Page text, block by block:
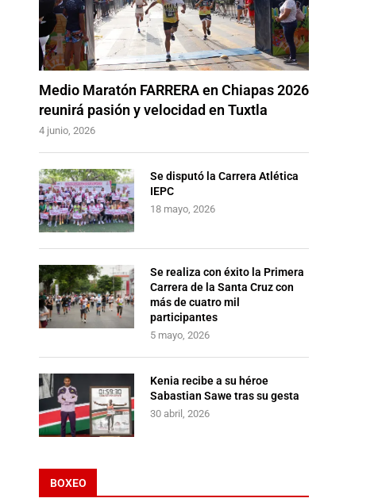
Medio Maratón FARRERA en Chiapas 2026
reunirá pasión y velocidad en Tuxtla
4 junio, 2026
Se disputó la Carrera Atlética
IEPC
18 mayo, 2026
Se realiza con éxito la Primera
Carrera de la Santa Cruz con
más de cuatro mil
participantes
5 mayo, 2026
Kenia recibe a su héroe
Sabastian Sawe tras su gesta
30 abril, 2026
BOXEO